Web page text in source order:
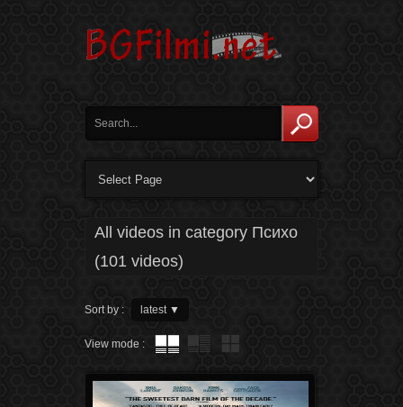
All videos in category Психо
(101 videos)
Sort by : latest ▼
View mode :